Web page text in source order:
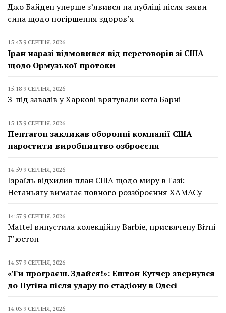
Джо Байден уперше з’явився на публіці після заяви
сина щодо погіршення здоров’я
15:43 9 СЕРПНЯ, 2026
Іран наразі відмовився від переговорів зі США
щодо Ормузької протоки
15:18 9 СЕРПНЯ, 2026
З-під завалів у Харкові врятували кота Барні
15:13 9 СЕРПНЯ, 2026
Пентагон закликав оборонні компанії США
наростити виробництво озброєєня
14:59 9 СЕРПНЯ, 2026
Ізраїль відхилив план США щодо миру в Газі:
Нетаньягу вимагає повного роззброєння ХАМАСу
14:57 9 СЕРПНЯ, 2026
Mattel випустила колекційну Barbie, присвячену Вітні
Г’юстон
14:37 9 СЕРПНЯ, 2026
«Ти програєш. Здайся!»: Ештон Кутчер звернувся
до Путіна після удару по стадіону в Одесі
14:03 9 СЕРПНЯ, 2026